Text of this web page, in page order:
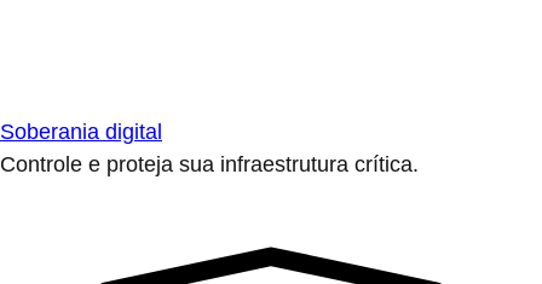
Soberania digital
Controle e proteja sua infraestrutura crítica.